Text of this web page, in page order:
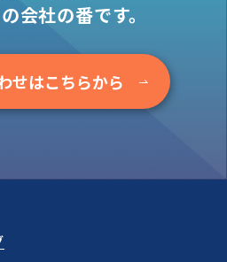
会社の番です。
せはこちらから